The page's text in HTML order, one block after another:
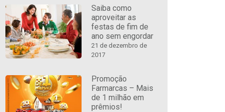
Saiba como
aproveitar as
festas de fim de
ano sem engordar
21 de dezembro de
2017
Promoção
Farmarcas – Mais
de 1 milhão em
prêmios!